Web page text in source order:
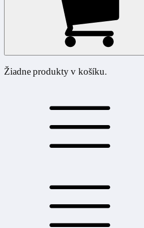
Žiadne produkty v košíku.